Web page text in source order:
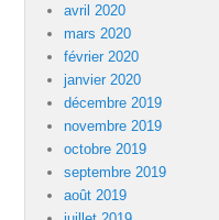
avril 2020
mars 2020
février 2020
janvier 2020
décembre 2019
novembre 2019
octobre 2019
septembre 2019
août 2019